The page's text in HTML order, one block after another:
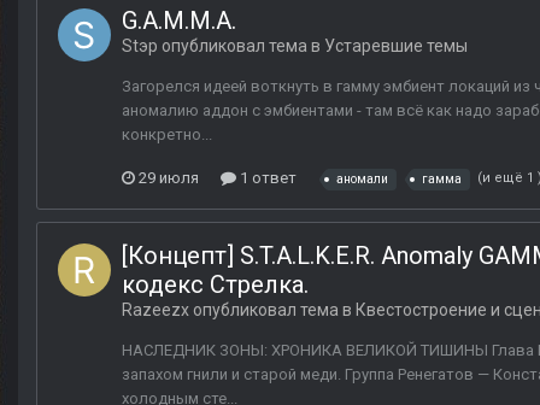
G.A.M.M.A.
Stэp опубликовал тема в Устаревшие темы
Загорелся идеей воткнуть в гамму эмбиент локаций
аномалию аддон с эмбиентами - там всё как надо
конкретно...
29 июля 1 ответ аномали гамма (и ещё 1
[Концепт] S.T.A.L.K.E.R. Anomaly
кодекс Стрелка.
Razeezx опубликовал тема в Квестостроение и
НАСЛЕДНИК ЗОНЫ: ХРОНИКА ВЕЛИКОЙ ТИШИНЫ Глава I:
запахом гнили и старой меди. Группа Ренегатов —
холодным сте...